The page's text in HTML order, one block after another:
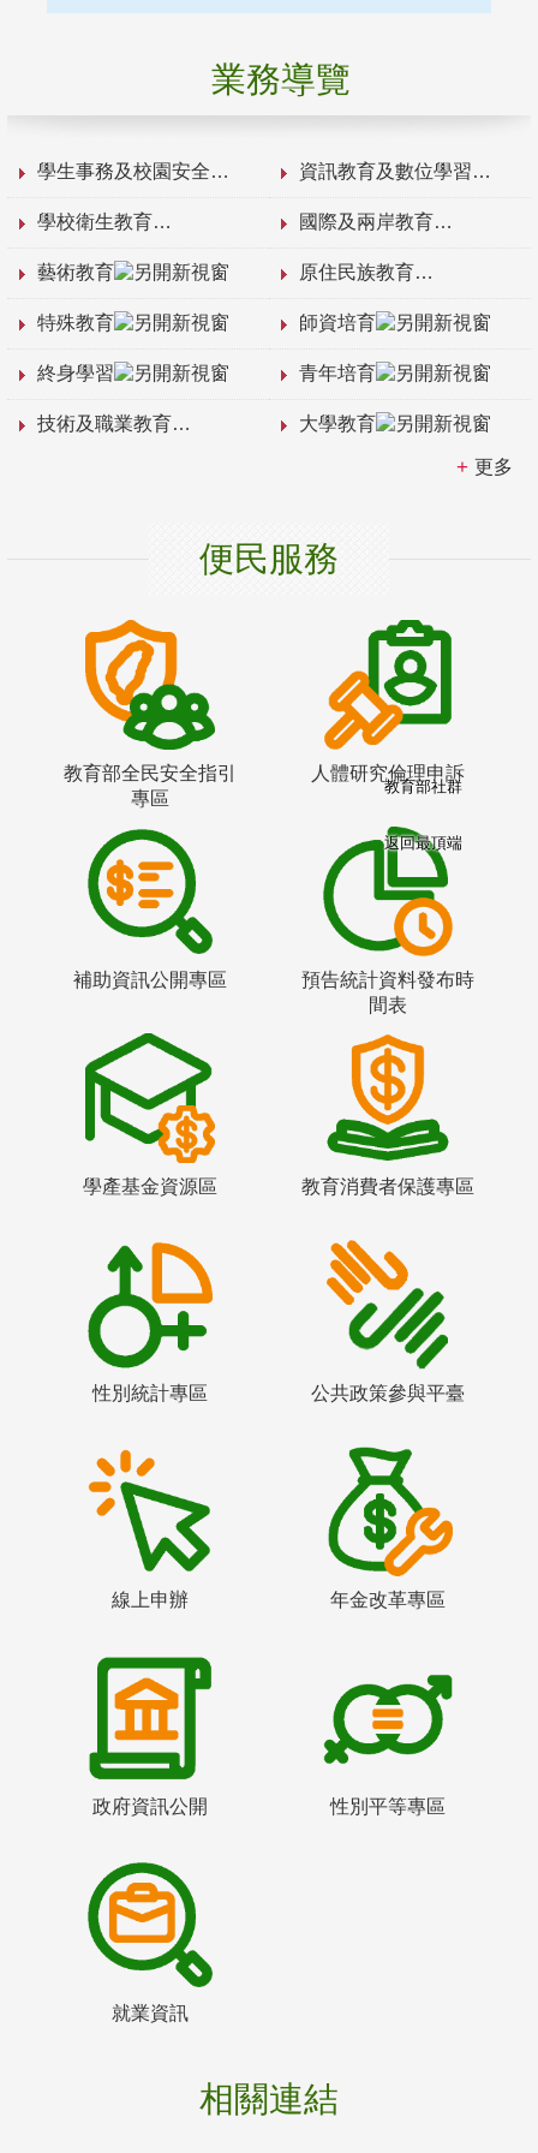
業務導覽
學生事務及校園安全 資訊教育及數位學習
學校衛生教育 國際及兩岸教育
藝術教育 原住民族教育
特殊教育 師資培育
終身學習 青年培育
技術及職業教育 大學教育
更多
便民服務
教育部全民安全指引
專區
人體研究倫理申訴
補助資訊公開專區
預告統計資料發布時
間表
學產基金資源區 教育消費者保護專區
性別統計專區 公共政策參與平臺
線上申辦 年金改革專區
政府資訊公開 性別平等專區
就業資訊
相關連結
教育部社群
返回最頂端